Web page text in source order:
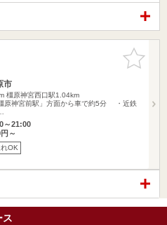
お気に入
りに追加
市
橿原神宮西口駅1.04km
原神宮前駅」方面から車で約5分 ・近鉄
～21:00
～
OK
ス